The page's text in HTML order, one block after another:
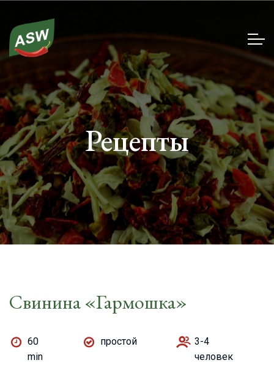
Рецепты
Свинина «Гармошка»
60
min
простой
3-4
человек